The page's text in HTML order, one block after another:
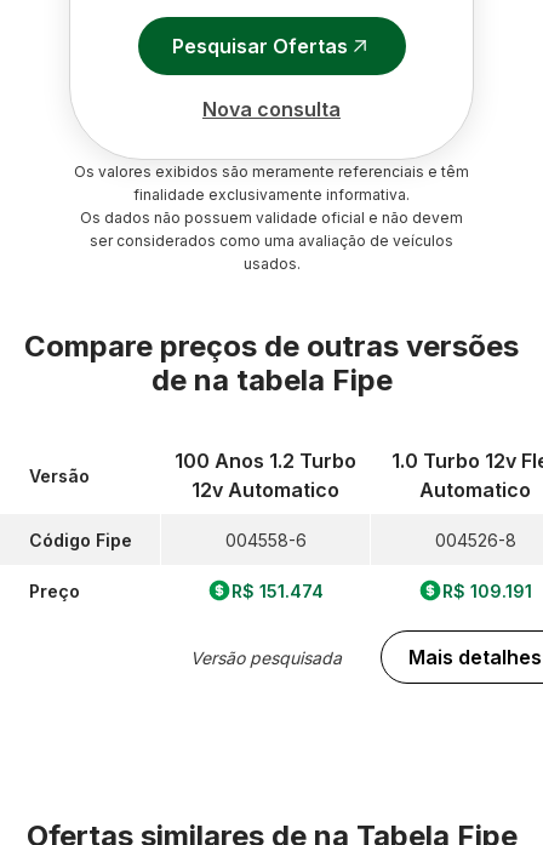
Pesquisar Ofertas
Nova consulta
Os valores exibidos são meramente referenciais e têm
finalidade exclusivamente informativa.
Os dados não possuem validade oficial e não devem
ser considerados como uma avaliação de veículos
usados.
Compare preços de outras versões
de na tabela Fipe
Versão
Código Fipe
Preço
100 Anos 1.2 Turbo
12v Automatico
004558-6
R$ 151.474
Versão pesquisada
1.0 Turbo 12v
Automatico
004526-8
R$ 109.191
Mais detalhes
Ofertas similares de na Tabela Fipe
Foto 360º